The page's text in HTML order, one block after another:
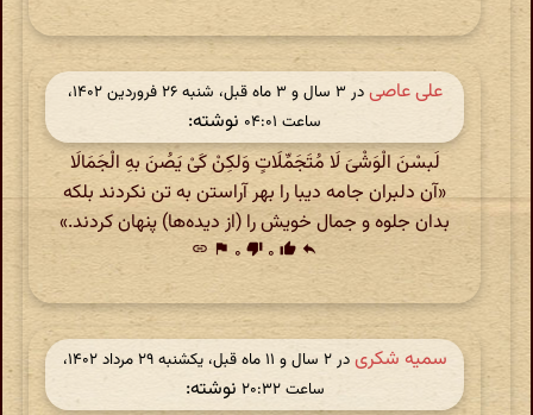
علی عاصی
در ‫۳ سال و ۳ ماه قبل، شنبه ۲۶ فروردین ۱۴۰۲،
ساعت ۰۴:۰۱
نوشته:
لَبسْنَ الْوَشْیَ لَا مُتَجَمِّلَاتٍ وَلکِنْ کَیْ یَصُنَ بهِ الْجَمَالَا
«آن دلبران جامه دیبا را بهر آراستن به تن نکردند بلکه
بدان جلوه و جمال خویش را (از دیده‌ها) پنهان کردند.»
reply
thumb_up ۰ thumb_down ۰ flag
link
سمیه شکری
در ‫۲ سال و ۱۱ ماه قبل، یکشنبه ۲۹ مرداد ۱۴۰۲،
ساعت ۲۰:۳۲
نوشته: